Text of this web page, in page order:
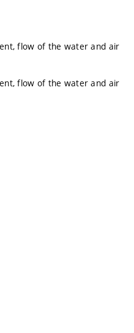
flow of the water and air
flow of the water and air